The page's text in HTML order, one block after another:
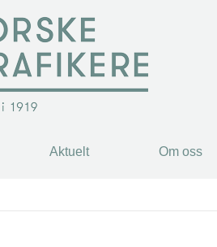
Aktuelt Om oss
Aktuelt